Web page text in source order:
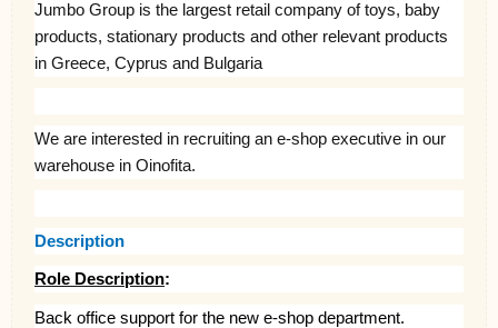
Jumbo Group is the largest retail company of toys, baby
products, stationary products and other relevant products
in Greece, Cyprus and Bulgaria
We are interested in recruiting an e-shop executive in our
warehouse in Oinofita.
Description
Role Description:
Back office support for the new e-shop department.